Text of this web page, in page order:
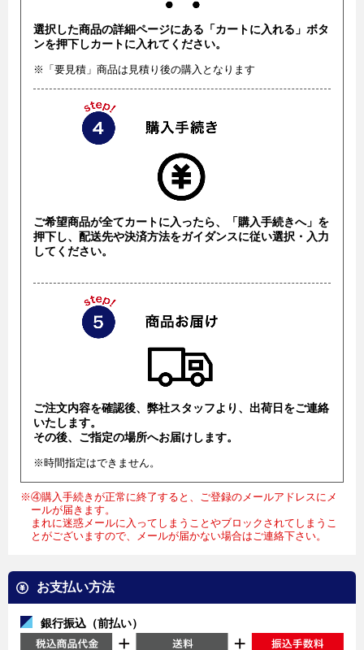
選択した商品の詳細ページにある「カートに入れる」ボタ
ンを押下しカートに入れてください。
※「要見積」商品は見積り後の購入となります
ご希望商品が全てカートに入ったら、「購入手続きへ」を
押下し、配送先や決済方法をガイダンスに従い選択・入力
してください。
ご注文内容を確認後、弊社スタッフより、出荷日をご連絡
いたします。
その後、ご指定の場所へお届けします。
※時間指定はできません。
※④購入手続きが正常に終了すると、ご登録のメールアドレスにメ
ールが届きます。
まれに迷惑メールに入ってしまうことやブロックされてしまうこ
とがございますので、メールが届かない場合はご連絡下さい。
お支払い方法
銀行振込（前払い）